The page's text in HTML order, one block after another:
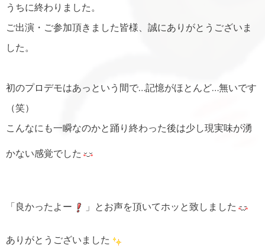
うちに終わりました。
ご出演・ご参加頂きました皆様、誠にありがとうございま
した。
初のプロデモはあっという間で…記憶がほとんど…無いです
（笑）
こんなにも一瞬なのかと踊り終わった後は少し現実味が湧
かない感覚でした
「良かったよー 」とお声を頂いてホッと致しました
ありがとうございました